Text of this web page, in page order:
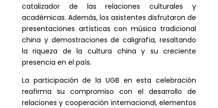
catalizador de las relaciones culturales y
académicas. Además, los asistentes disfrutaron de
presentaciones artísticas con música tradicional
china y demostraciones de caligrafía, resaltando
la riqueza de la cultura china y su creciente
presencia en el país.
La participación de la UGB en esta celebración
reafirma su compromiso con el desarrollo de
relaciones y cooperación internacional, elementos